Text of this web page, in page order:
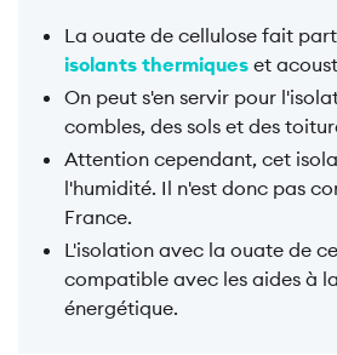
La ouate de cellulose fait
isolants thermiques et
On peut s'en servir pour
combles, des sols et des
Attention cependant, cet
l'humidité. Il n'est donc pas
France.
L'isolation avec la ouate de
compatible avec les aides à
énergétique.